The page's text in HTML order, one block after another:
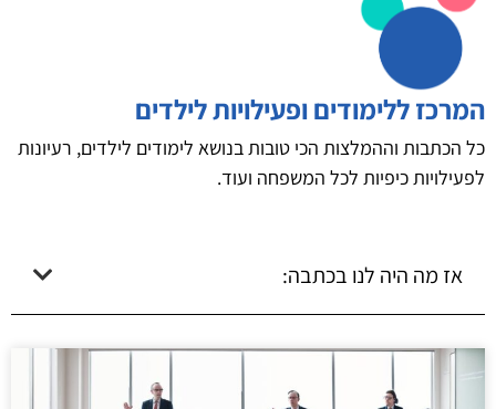
המרכז ללימודים ופעילויות לילדים
כל הכתבות וההמלצות הכי טובות בנושא לימודים לילדים, רעיונות
לפעילויות כיפיות לכל המשפחה ועוד.
אז מה היה לנו בכתבה: